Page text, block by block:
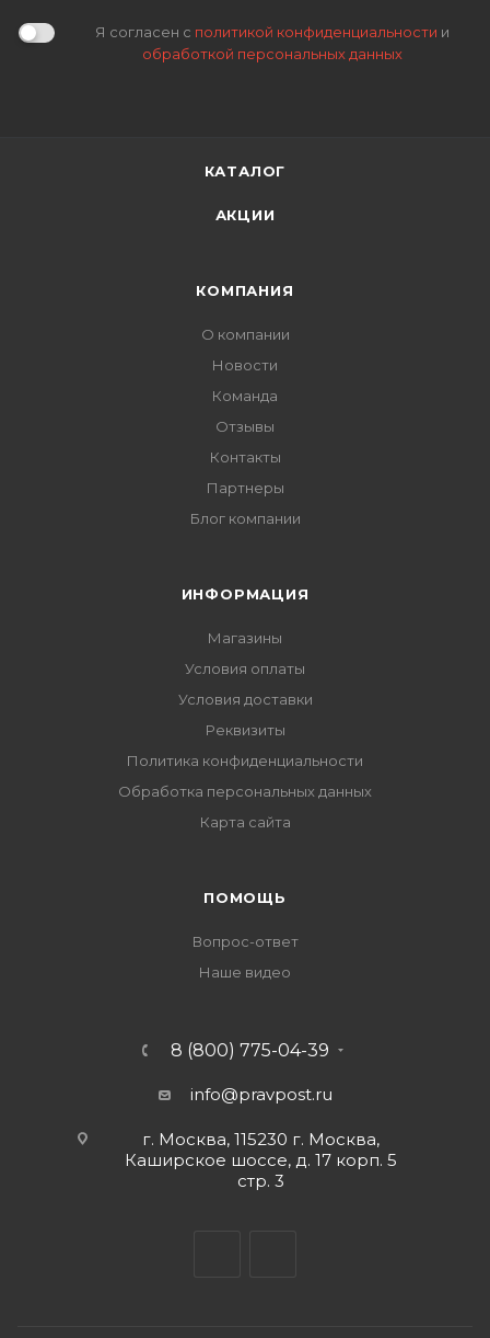
Я согласен с политикой конфиденциальности и
обработкой персональных данных
КАТАЛОГ
АКЦИИ
КОМПАНИЯ
О компании
Новости
Команда
Отзывы
Контакты
Партнеры
Блог компании
ИНФОРМАЦИЯ
Магазины
Условия оплаты
Условия доставки
Реквизиты
Политика конфиденциальности
Обработка персональных данных
Карта сайта
ПОМОЩЬ
Вопрос-ответ
Наше видео
8 (800) 775-04-39
info@pravpost.ru
г. Москва, 115230 г. Москва,
Каширское шоссе, д. 17 корп. 5
стр. 3